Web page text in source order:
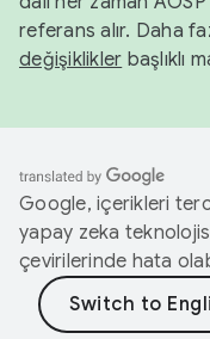
referans alır. Daha
değişiklikler başlıklı
Google, içerikleri
yapay zeka
çevirilerinde hata